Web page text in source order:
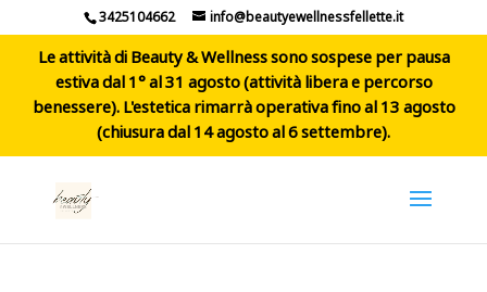
3425104662 info@beautyewellnessfellette.it
Le attività di Beauty & Wellness sono sospese per pausa
estiva dal 1° al 31 agosto (attività libera e percorso
benessere). L'estetica rimarrà operativa fino al 13 agosto
(chiusura dal 14 agosto al 6 settembre).